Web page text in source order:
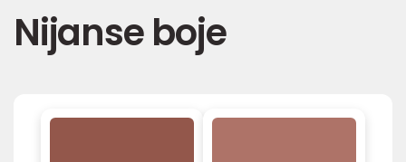
Nijanse boje